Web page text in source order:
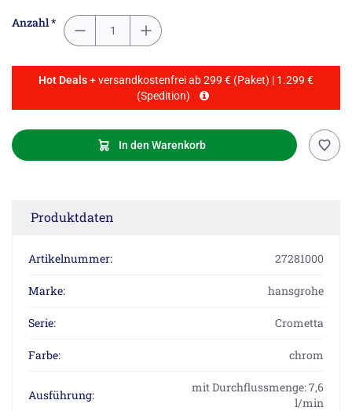
Anzahl *
Hot Deals+ versandkostenfrei ab 299 € (Paket) | 1.299 €
(Spedition)
In den Warenkorb
Produktdaten
Artikelnummer: 27281000
Marke: hansgrohe
Serie: Crometta
Farbe: chrom
Ausführung:
mit Durchflussmenge: 7,6
l/min